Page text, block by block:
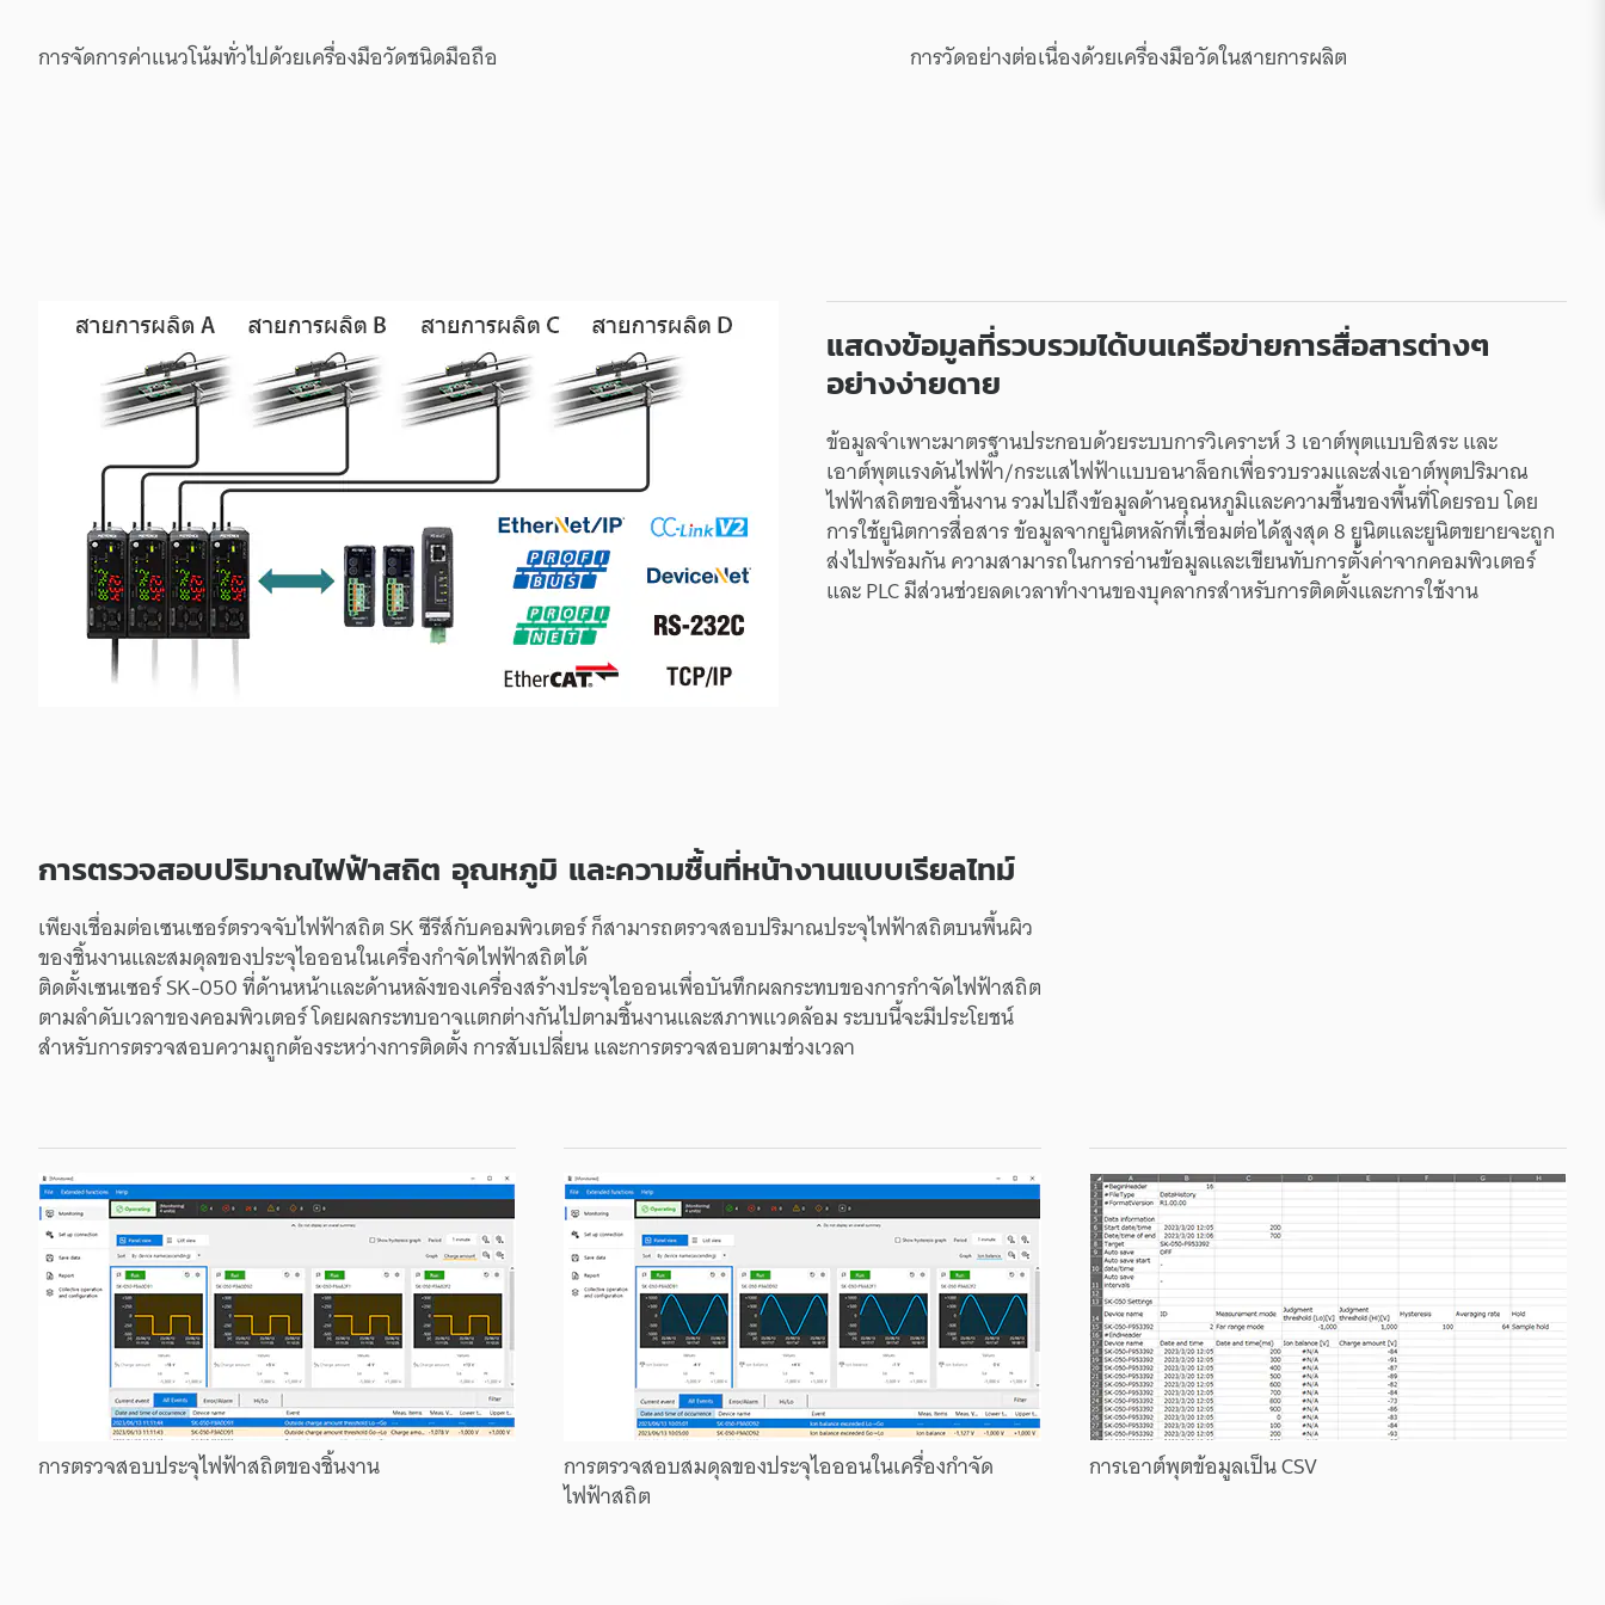
การจัดการค่าแนวโน้มทั่วไปด้วยเครื่องมือวัดชนิดมือถือ การวัดอย่างต่อเนื่องด้วยเครื่องมือวัดในสายการผลิต
แสดงข้อมูลที่รวบรวมได้บนเครือข่ายการสื่อสารต่างๆ
อย่างง่ายดาย
ข้อมูลจำเพาะมาตรฐานประกอบด้วยระบบการวิเคราะห์3เอาต์พุตแบบอิสระและ
เอาต์พุตแรงดันไฟฟ้า/กระแสไฟฟ้าแบบอนาล็อกเพื่อรวบรวมและส่งเอาต์พุตปริมาณ
ไฟฟ้าสถิตของชิ้นงานรวมไปถึงข้อมูลด้านอุณหภูมิและความชื้นของพื้นที่โดยรอบโดย
การใช้ยูนิตการสื่อสารข้อมูลจากยูนิตหลักที่เชื่อมต่อได้สูงสุด8ยูนิตและยูนิตขยายจะถูก
ส่งไปพร้อมกันความสามารถในการอ่านข้อมูลและเขียนทับการตั้งค่าจากคอมพิวเตอร์
และPLCมีส่วนช่วยลดเวลาทำงานของบุคลากรสำหรับการติดตั้งและการใช้งาน
การตรวจสอบปริมาณไฟฟ้าสถิต อุณหภูมิ และความชื้นที่หน้างานแบบเรียลไทม์
เพียงเชื่อมต่อเซนเซอร์ตรวจจับไฟฟ้าสถิตSKซีรีส์กับคอมพิวเตอร์ก็สามารถตรวจสอบปริมาณประจุไฟฟ้าสถิตบนพื้นผิว
ของชิ้นงานและสมดุลของประจุไอออนในเครื่องกำจัดไฟฟ้าสถิตได้
ติดตั้งเซนเซอร์SK-050ที่ด้านหน้าและด้านหลังของเครื่องสร้างประจุไอออนเพื่อบันทึกผลกระทบของการกำจัดไฟฟ้าสถิต
ตามลำดับเวลาของคอมพิวเตอร์โดยผลกระทบอาจแตกต่างกันไปตามชิ้นงานและสภาพแวดล้อมระบบนี้จะมีประโยชน์
สำหรับการตรวจสอบความถูกต้องระหว่างการติดตั้งการสับเปลี่ยนและการตรวจสอบตามช่วงเวลา
การตรวจสอบประจุไฟฟ้าสถิตของชิ้นงาน การตรวจสอบสมดุลของประจุไอออนในเครื่องกำจัด
ไฟฟ้าสถิต
การเอาต์พุตข้อมูลเป็นCSV